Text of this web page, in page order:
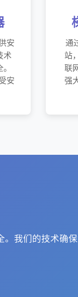
安
术
安
通
站
联
强
。我们的技术确